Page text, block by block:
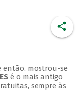
então, mostrou-se
é o mais antigo
sempre às